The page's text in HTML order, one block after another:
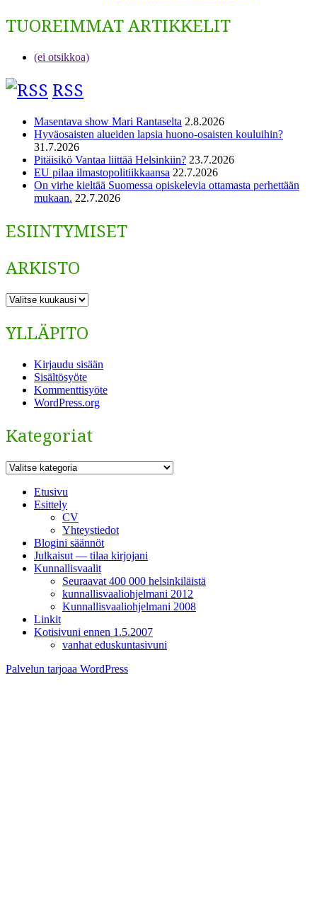
TUOREIMMAT ARTIKKELIT
(ei otsikkoa)
RSS
Masentava show Mari Rantaselta 2.8.2026
Hyväosaisten alueiden lapsia huono-osaisten kouluihin?
31.7.2026
Pitäisikö Vantaa liittää Helsinkiin? 23.7.2026
EU pilaa ilmastopolitiikkaansa 22.7.2026
On virhe kieltää Suomessa opiskelevia ottamasta perhettään
mukaan. 22.7.2026
ESIINTYMISET
ARKISTO
ARKISTO
YLLÄPITO
Kirjaudu sisään
Sisältösyöte
Kommenttisyöte
WordPress.org
Kategoriat
Kategoriat
Etusivu
Esittely
CV
Yhteystiedot
Blogini säännöt
Julkaisut — tilaa kirjojani
Kunnallisvaalit
Seuraavat 400 000 helsinkiläistä
kunnallisvaaliohjelmani 2012
Kunnallisvaaliohjelmani 2008
Linkit
Kotisivuni ennen 1.5.2007
vanhat eduskuntasivuni
Palvelun tarjoaa WordPress